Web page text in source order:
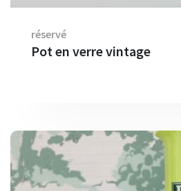
réservé
Pot en verre vintage